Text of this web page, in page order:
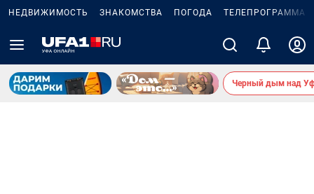
НЕДВИЖИМОСТЬ ЗНАКОМСТВА ПОГОДА ТЕЛЕПРОГРАММА
Черный дым над